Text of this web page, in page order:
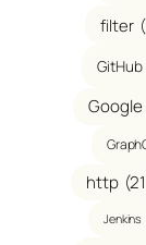
filter
GitHub
http
Jenkins